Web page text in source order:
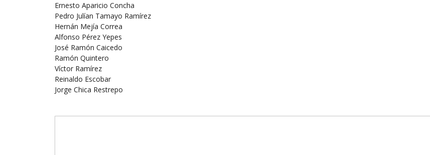
Ernesto Aparicio Concha
Pedro Julían Tamayo Ramírez
Hernán Mejía Correa
Alfonso Pérez Yepes
José Ramón Caicedo
Ramón Quintero
Víctor Ramírez
Reinaldo Escobar
Jorge Chica Restrepo